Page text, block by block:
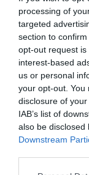
processing of
targeted
section to
opt-out request
interest-based
us or personal
your opt-out. You
disclosure of
IAB’s list of
also be disclosed
Downstream